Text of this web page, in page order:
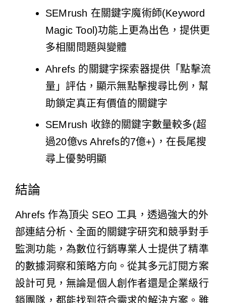
SEMrush 在關鍵字魔術師(Keyword
Magic Tool)功能上更為出色，提供更
多相關問題與變體
Ahrefs 的關鍵字探索器提供「點擊流
量」評估，顯示無點擊搜尋比例，幫
助鎖定真正有價值的關鍵字
SEMrush 收錄的關鍵字數量較多(超
過20億vs Ahrefs的7億+)，在長尾搜
尋上優勢明顯
結論
Ahrefs 作為頂尖 SEO 工具，透過強大的外
部連結分析、全面的關鍵字研究和競爭對手
監測功能，為數位行銷專業人士提供了精準
的數據洞察和策略方向。從其多元訂閱方案
設計可見，無論是個人創作者還是企業級行
銷團隊，都能找到符合需求的解決方案。雖